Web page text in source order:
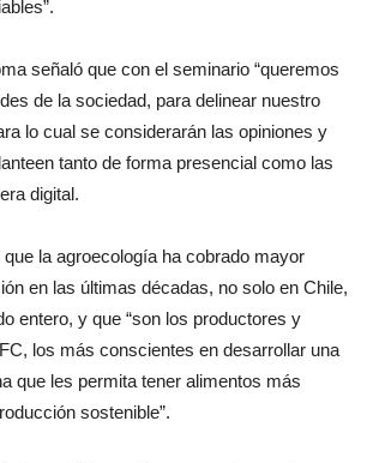
señaló que con el seminario “queremos
de la sociedad, para delinear nuestro
lo cual se considerarán las opiniones y
tanto de forma presencial como las
digital.
la agroecología ha cobrado mayor
en las últimas décadas, no solo en Chile,
entero, y que “son los productores y
los más conscientes en desarrollar una
que les permita tener alimentos más
sostenible”.